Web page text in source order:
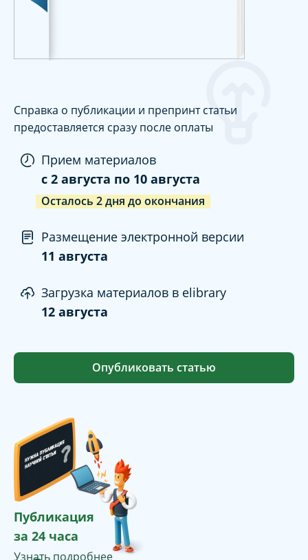
Справка о публикации и препринт статьи
предоставляется сразу после оплаты
Прием материалов
c 2 августа по 10 августа
Осталось 2дня до окончания
Размещение электронной версии
11 августа
Загрузка материалов в elibrary
12 августа
Опубликовать статью
Публикация
за 24 часа
Узнать подробнее